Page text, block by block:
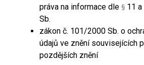
práva na informace dle § 11
Sb.
zákon č. 101/2000 Sb. o
údajů ve znění souvisejících
pozdějších znění